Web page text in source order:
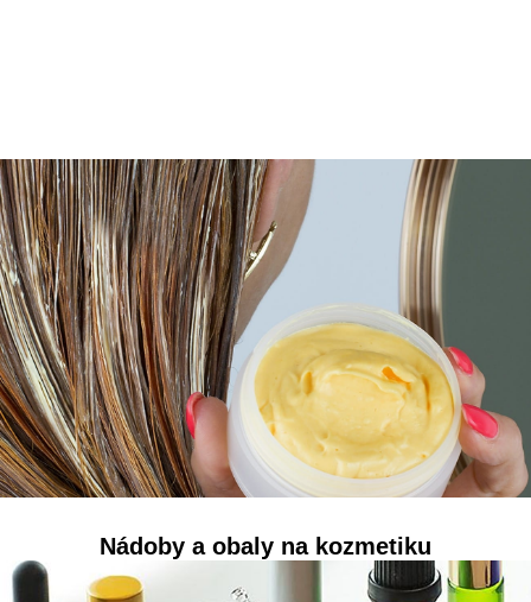
Nádoby a obaly na kozmetiku